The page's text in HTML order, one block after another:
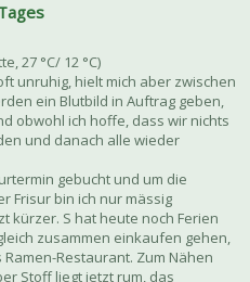
27 °C/ 12 °C)
unruhig, hielt mich aber zwischen
ein Blutbild in Auftrag geben,
obwohl ich hoffe, dass wir nichts
und danach alle wieder
gebucht und um die
Frisur bin ich nur mässig
kürzer. S hat heute noch Ferien
zusammen einkaufen gehen,
Restaurant. Zum Nähen
Stoff liegt jetzt rum, das